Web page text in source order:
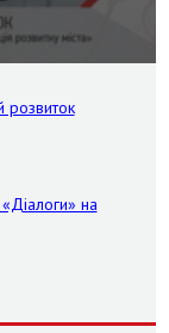
розвиток
на